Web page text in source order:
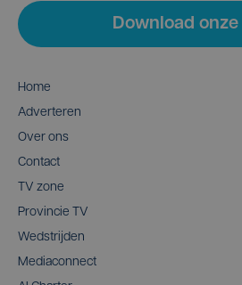
Download onze
Home
Adverteren
Over ons
Contact
TV zone
Provincie TV
Wedstrijden
Mediaconnect